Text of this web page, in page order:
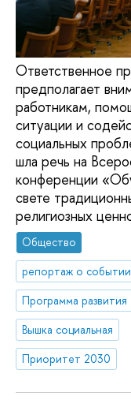
Ответственное
предполагает
работникам,
ситуации и
социальных
шла речь на
конференции
свете
религиозных
Общество
репортаж о событии
Программа
Вышка социальная
Приоритет 2030